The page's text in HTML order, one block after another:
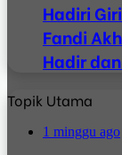
Hadiri
Fandi
Hadir
Topik Utama
1 minggu ago